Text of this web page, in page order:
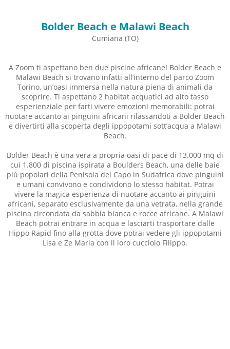
Bolder Beach e Malawi Beach
Cumiana (TO)
A Zoom ti aspettano ben due piscine africane! Bolder Beach e
Malawi Beach si trovano infatti all’interno del parco Zoom
Torino, un’oasi immersa nella natura piena di animali da
scoprire. Ti aspettano 2 habitat acquatici ad alto tasso
esperienziale per farti vivere emozioni memorabili: potrai
nuotare accanto ai pinguini africani rilassandoti a Bolder Beach
e divertirti alla scoperta degli ippopotami sott’acqua a Malawi
Beach.
Bolder Beach è una vera a propria oasi di pace di 13.000 mq di
cui 1.800 di piscina ispirata a Boulders Beach, una delle baie
più popolari della Penisola del Capo in Sudafrica dove pinguini
e umani convivono e condividono lo stesso habitat. Potrai
vivere la magica esperienza di nuotare accanto ai pinguini
africani, separato esclusivamente da una vetrata, nella grande
piscina circondata da sabbia bianca e rocce africane. A Malawi
Beach potrai entrare in acqua e lasciarti trasportare dalle
Hippo Rapid fino alla grotta dove potrai vedere gli ippopotami
Lisa e Ze Maria con il loro cucciolo Filippo.